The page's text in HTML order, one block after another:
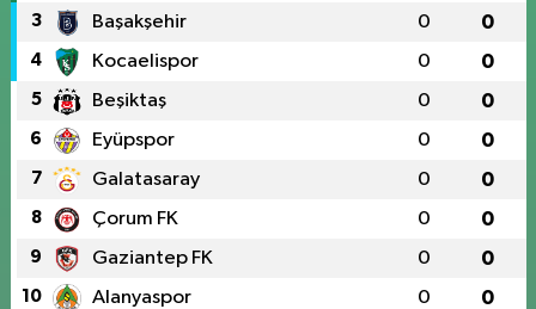
3 Başakşehir 0 0
4 Kocaelispor 0 0
5 Beşiktaş 0 0
6 Eyüpspor 0 0
7 Galatasaray 0 0
8 Çorum FK 0 0
9 Gaziantep FK 0 0
10 Alanyaspor 0 0